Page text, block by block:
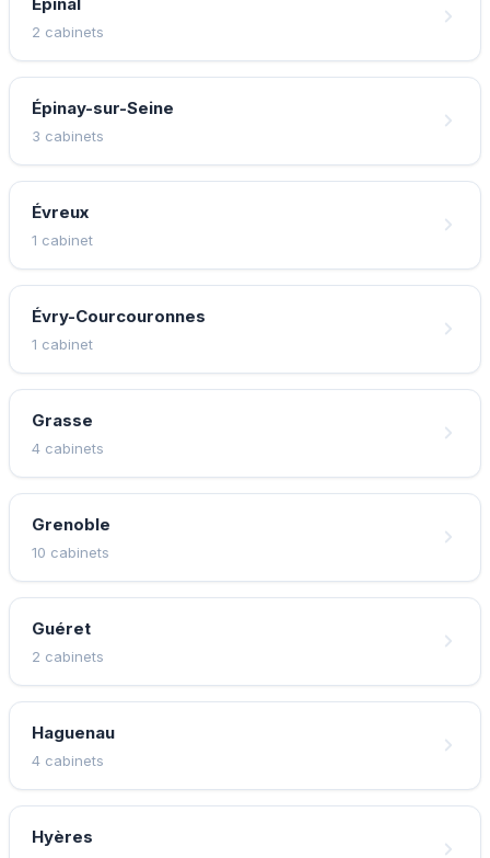
2 cabinets
Épinay-sur-Seine
3 cabinets
Évreux
1 cabinet
Évry-Courcouronnes
1 cabinet
Grasse
4 cabinets
Grenoble
10 cabinets
Guéret
2 cabinets
Haguenau
4 cabinets
Hyères